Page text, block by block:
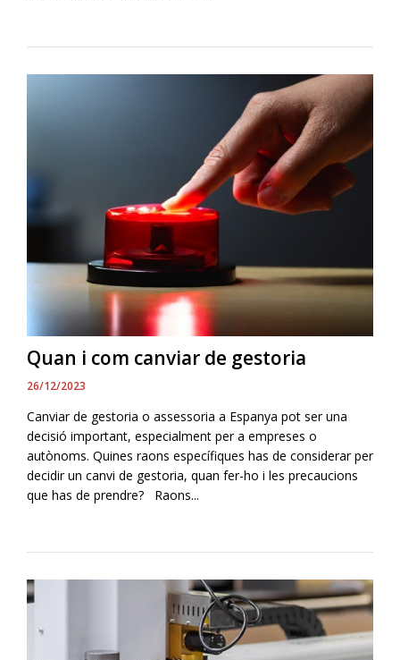
Quan i com canviar de gestoria
26/12/2023
Canviar de gestoria o assessoria a Espanya pot ser una
decisió important, especialment per a empreses o
autònoms. Quines raons específiques has de considerar per
decidir un canvi de gestoria, quan fer-ho i les precaucions
que has de prendre? Raons...